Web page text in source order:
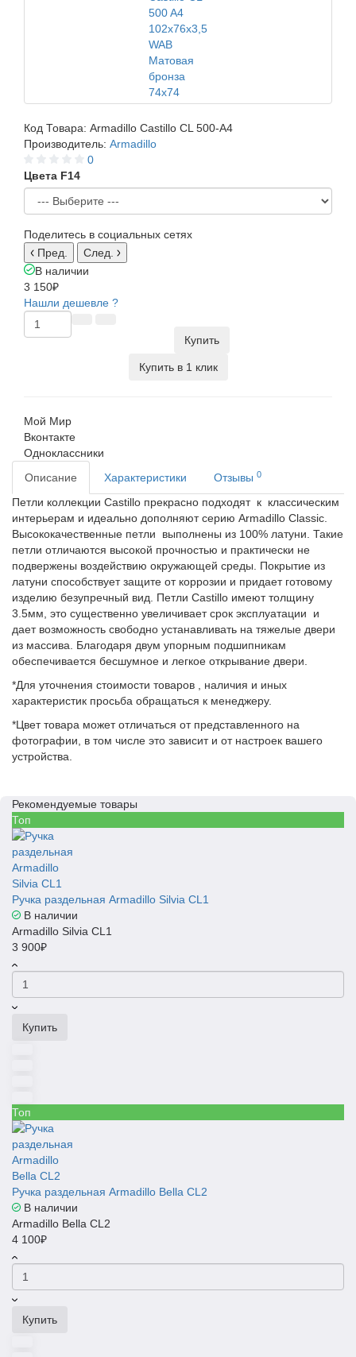
Код Товара: Armadillo Castillo CL 500-A4
Производитель: Armadillo
0
Цвета F14
Поделитесь в социальных сетях
Пред.
След.
В наличии
3 150₽
Нашли дешевле ?
Купить
Купить в 1 клик
Мой Мир
Вконтакте
Одноклассники
Описание
Характеристики Отзывы 0
Петли коллекции Castillo прекрасно подходят к классическим
интерьерам и идеально дополняют серию Armadillo Classic.
Высококачественные петли выполнены из 100% латуни. Такие
петли отличаются высокой прочностью и практически не
подвержены воздействию окружающей среды. Покрытие из
латуни способствует защите от коррозии и придает готовому
изделию безупречный вид. Петли Castillo имеют толщину
3.5мм, это существенно увеличивает срок эксплуатации и
дает возможность свободно устанавливать на тяжелые двери
из массива. Благодаря двум упорным подшипникам
обеспечивается бесшумное и легкое открывание двери.
*Для уточнения стоимости товаров , наличия и иных
характеристик просьба обращаться к менеджеру.
*Цвет товара может отличаться от представленного на
фотографии, в том числе это зависит и от настроек вашего
устройства.
Рекомендуемые товары
Топ
Ручка раздельная Armadillo Silvia CL1
В наличии
Armadillo Silvia CL1
3 900₽
Купить
Топ
Ручка раздельная Armadillo Bella CL2
В наличии
Armadillo Bella CL2
4 100₽
Купить